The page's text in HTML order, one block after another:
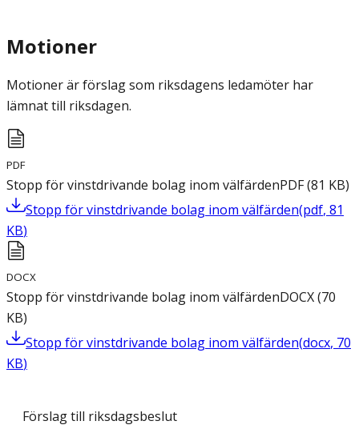
Motioner
Motioner är förslag som riksdagens ledamöter har
lämnat till riksdagen.
PDF
Stopp för vinstdrivande bolag inom välfärdenPDF(81 KB)
Stopp för vinstdrivande bolag inom välfärden(pdf, 81
KB)
DOCX
Stopp för vinstdrivande bolag inom välfärdenDOCX(70
KB)
Stopp för vinstdrivande bolag inom välfärden(docx, 70
KB)
Förslag till riksdagsbeslut